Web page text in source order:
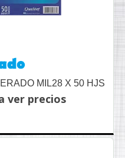
MIL28 X 50 HJS
ver precios